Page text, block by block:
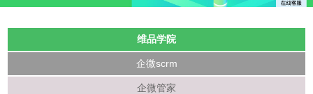
维品学院
企微scrm
企微管家